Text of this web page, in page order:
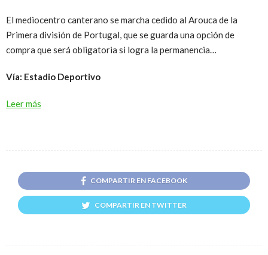
El mediocentro canterano se marcha cedido al Arouca de la
Primera división de Portugal, que se guarda una opción de
compra que será obligatoria si logra la permanencia…
Vía: Estadio Deportivo
Leer más
COMPARTIR EN FACEBOOK
COMPARTIR EN TWITTER